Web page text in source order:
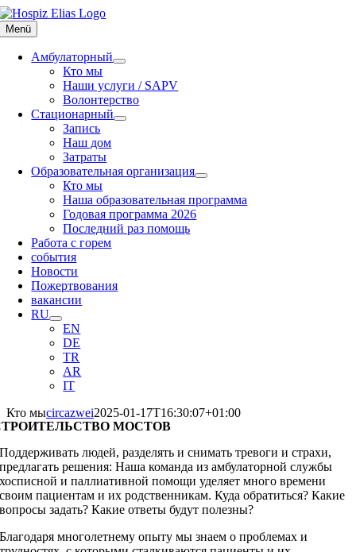
Skip
to
content
Menü
Амбулаторный
Кто мы
Наши услуги / SAPV
Волонтерство
Стационарный
Запись
Наш дом
Затраты
Образовательная организация
Кто мы
Наша образовательная программа
Годовая программа 2026
Последний раз помощь
Работа с горем
события
Новости
Пожертвования
вакансии
RU
EN
DE
TR
AR
IT
Кто мыcircazwei2025-01-17T16:30:07+01:00
МОСТОВ
Поддерживать людей, разделять и снимать тревоги и страхи,
предлагать решения: Наша команда из амбулаторной службы
хосписной и паллиативной помощи уделяет много времени
своим пациентам и их родственникам. Куда обратиться? Какие
вопросы задать? Какие ответы будут полезны?
Благодаря многолетнему опыту мы знаем о проблемах и